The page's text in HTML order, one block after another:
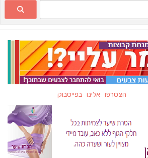
הצטרפו אלינו בפייסבוק